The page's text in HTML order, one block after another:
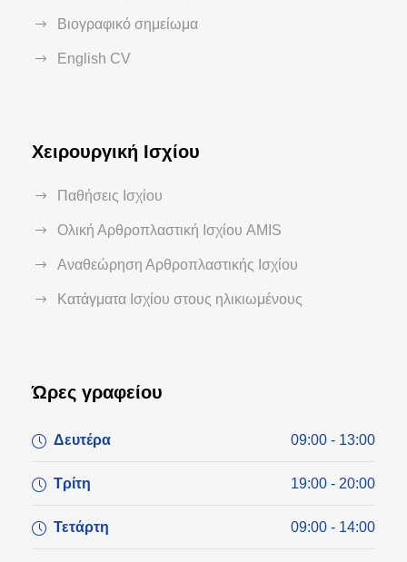
Βιογραφικό σημείωμα
English CV
Χειρουργική Ισχίου
Παθήσεις Ισχίου
Ολική Αρθροπλαστική Ισχίου AMIS
Αναθεώρηση Αρθροπλαστικής Ισχίου
Κατάγματα Ισχίου στους ηλικιωμένους
Ώρες γραφείου
Δευτέρα 09:00 - 13:00
Τρίτη 19:00 - 20:00
Τετάρτη 09:00 - 14:00